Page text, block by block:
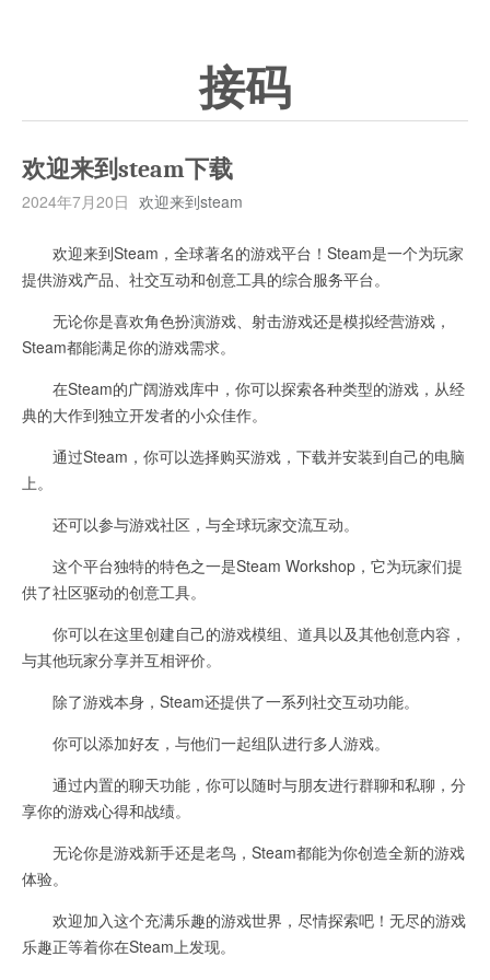
接码
欢迎来到steam下载
2024年7月20日 欢迎来到steam
欢迎来到Steam，全球著名的游戏平台！Steam是一个为玩家
提供游戏产品、社交互动和创意工具的综合服务平台。
无论你是喜欢角色扮演游戏、射击游戏还是模拟经营游戏，
Steam都能满足你的游戏需求。
在Steam的广阔游戏库中，你可以探索各种类型的游戏，从经
典的大作到独立开发者的小众佳作。
通过Steam，你可以选择购买游戏，下载并安装到自己的电脑
上。
还可以参与游戏社区，与全球玩家交流互动。
这个平台独特的特色之一是Steam Workshop，它为玩家们提
供了社区驱动的创意工具。
你可以在这里创建自己的游戏模组、道具以及其他创意内容，
与其他玩家分享并互相评价。
除了游戏本身，Steam还提供了一系列社交互动功能。
你可以添加好友，与他们一起组队进行多人游戏。
通过内置的聊天功能，你可以随时与朋友进行群聊和私聊，分
享你的游戏心得和战绩。
无论你是游戏新手还是老鸟，Steam都能为你创造全新的游戏
体验。
欢迎加入这个充满乐趣的游戏世界，尽情探索吧！无尽的游戏
乐趣正等着你在Steam上发现。